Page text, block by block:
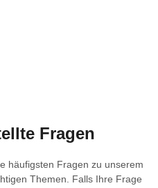
Fragen
häufigsten Fragen zu unserem
Themen. Falls Ihre Frage